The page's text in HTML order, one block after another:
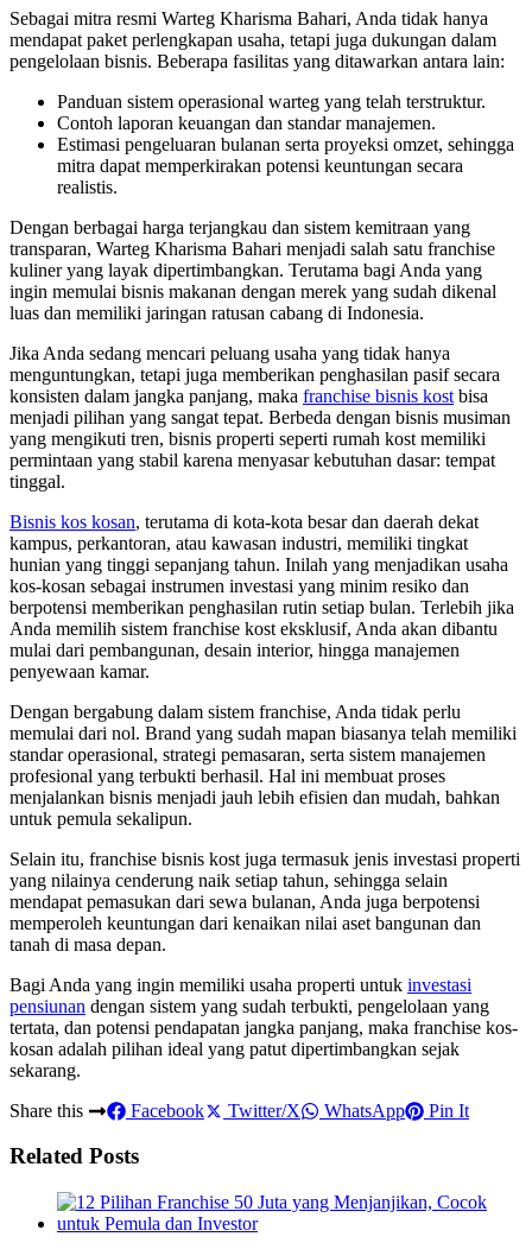
Sebagai mitra resmi Warteg Kharisma Bahari, Anda tidak hanya
mendapat paket perlengkapan usaha, tetapi juga dukungan dalam
pengelolaan bisnis. Beberapa fasilitas yang ditawarkan antara lain:
Panduan sistem operasional warteg yang telah terstruktur.
Contoh laporan keuangan dan standar manajemen.
Estimasi pengeluaran bulanan serta proyeksi omzet, sehingga
mitra dapat memperkirakan potensi keuntungan secara
realistis.
Dengan berbagai harga terjangkau dan sistem kemitraan yang
transparan, Warteg Kharisma Bahari menjadi salah satu franchise
kuliner yang layak dipertimbangkan. Terutama bagi Anda yang
ingin memulai bisnis makanan dengan merek yang sudah dikenal
luas dan memiliki jaringan ratusan cabang di Indonesia.
Jika Anda sedang mencari peluang usaha yang tidak hanya
menguntungkan, tetapi juga memberikan penghasilan pasif secara
konsisten dalam jangka panjang, maka franchise bisnis kost bisa
menjadi pilihan yang sangat tepat. Berbeda dengan bisnis musiman
yang mengikuti tren, bisnis properti seperti rumah kost memiliki
permintaan yang stabil karena menyasar kebutuhan dasar: tempat
tinggal.
Bisnis kos kosan, terutama di kota-kota besar dan daerah dekat
kampus, perkantoran, atau kawasan industri, memiliki tingkat
hunian yang tinggi sepanjang tahun. Inilah yang menjadikan usaha
kos-kosan sebagai instrumen investasi yang minim resiko dan
berpotensi memberikan penghasilan rutin setiap bulan. Terlebih jika
Anda memilih sistem franchise kost eksklusif, Anda akan dibantu
mulai dari pembangunan, desain interior, hingga manajemen
penyewaan kamar.
Dengan bergabung dalam sistem franchise, Anda tidak perlu
memulai dari nol. Brand yang sudah mapan biasanya telah memiliki
standar operasional, strategi pemasaran, serta sistem manajemen
profesional yang terbukti berhasil. Hal ini membuat proses
menjalankan bisnis menjadi jauh lebih efisien dan mudah, bahkan
untuk pemula sekalipun.
Selain itu, franchise bisnis kost juga termasuk jenis investasi properti
yang nilainya cenderung naik setiap tahun, sehingga selain
mendapat pemasukan dari sewa bulanan, Anda juga berpotensi
memperoleh keuntungan dari kenaikan nilai aset bangunan dan
tanah di masa depan.
Bagi Anda yang ingin memiliki usaha properti untuk investasi
pensiunan dengan sistem yang sudah terbukti, pengelolaan yang
tertata, dan potensi pendapatan jangka panjang, maka franchise kos-
kosan adalah pilihan ideal yang patut dipertimbangkan sejak
sekarang.
Share this
Facebook Twitter/X WhatsApp Pin It
Related Posts